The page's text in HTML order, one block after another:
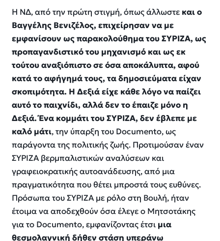
Η ΝΔ, από την πρώτη στιγμή, όπως άλλωστε και ο
Βαγγέλης Βενιζέλος, επιχείρησαν να με
εμφανίσουν ως παρακολούθημα του ΣΥΡΙΖΑ, ως
προπαγανδιστικό του μηχανισμό και ως εκ
τούτου αναξιόπιστο σε όσα αποκάλυπτα, αφού
κατά το αφήγημά τους, τα δημοσιεύματα είχαν
σκοπιμότητα. Η Δεξιά είχε κάθε λόγο να παίζει
αυτό το παιχνίδι, αλλά δεν το έπαιζε μόνο η
Δεξιά. Ένα κομμάτι του ΣΥΡΙΖΑ, δεν έβλεπε με
καλό μάτι, την ύπαρξη του Documento, ως
παράγοντα της πολιτικής ζωής. Προτιμούσαν έναν
ΣΥΡΙΖΑ βερμπαλιστικών αναλύσεων και
γραφειοκρατικής αυτοανάδευσης, από μια
πραγματικότητα που θέτει μπροστά τους ευθύνες.
Πρόσωπα του ΣΥΡΙΖΑ με ρόλο στη Βουλή, ήταν
έτοιμα να αποδεχθούν όσα έλεγε ο Μητσοτάκης
για το Documento, εμφανίζοντας έτσι μια
θεσμολαγνική δήθεν στάση υπεράνω